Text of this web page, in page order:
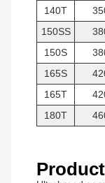
140T
150SS
150S
165S
165T
180T